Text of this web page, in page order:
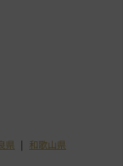
県 和歌山県